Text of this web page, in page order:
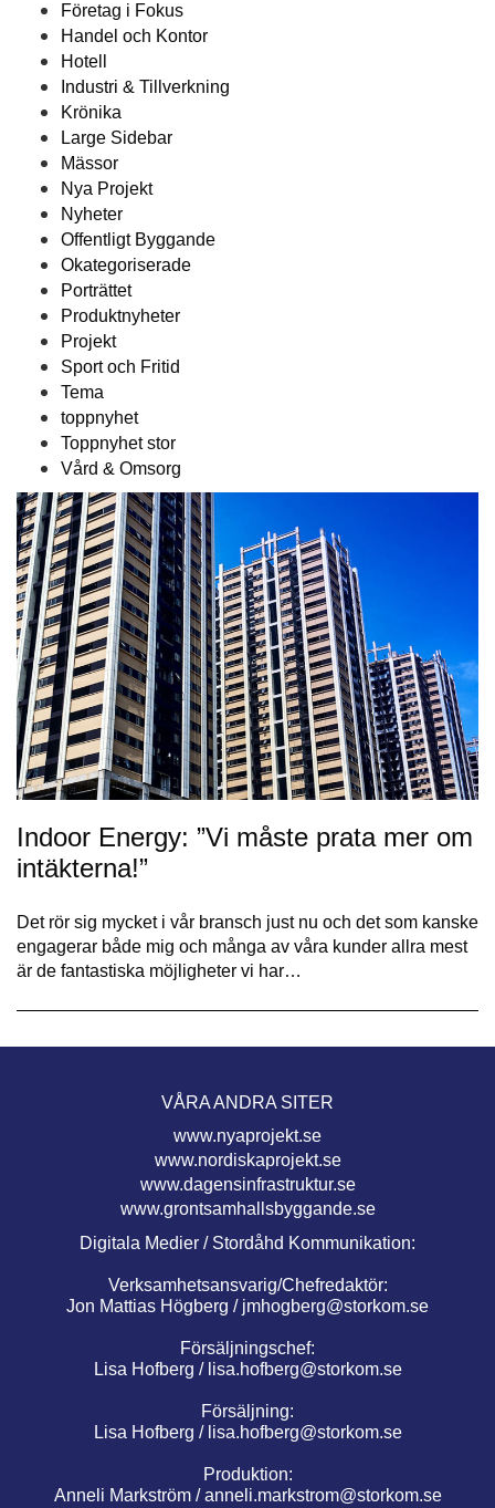
Företag i Fokus
Handel och Kontor
Hotell
Industri & Tillverkning
Krönika
Large Sidebar
Mässor
Nya Projekt
Nyheter
Offentligt Byggande
Okategoriserade
Porträttet
Produktnyheter
Projekt
Sport och Fritid
Tema
toppnyhet
Toppnyhet stor
Vård & Omsorg
Indoor Energy: ”Vi måste prata mer om
intäkterna!”
Det rör sig mycket i vår bransch just nu och det som kanske
engagerar både mig och många av våra kunder allra mest
är de fantastiska möjligheter vi har…
VÅRA ANDRA SITER
www.nyaprojekt.se
www.nordiskaprojekt.se
www.dagensinfrastruktur.se
www.grontsamhallsbyggande.se
Digitala Medier / Stordåhd Kommunikation:
Verksamhetsansvarig/Chefredaktör:
Jon Mattias Högberg / jmhogberg@storkom.se
Försäljningschef:
Lisa Hofberg / lisa.hofberg@storkom.se
Försäljning:
Lisa Hofberg / lisa.hofberg@storkom.se
Produktion:
Anneli Markström /anneli.markstrom@storkom.se